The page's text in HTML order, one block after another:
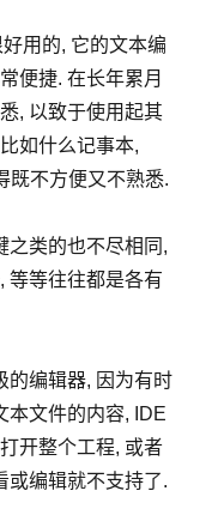
用的, 它的文本编
便捷. 在长年累月
, 以致于使用起其
如什么记事本,
既不方便又不熟悉.
之类的也不尽相同,
等等往往都是各有
的编辑器, 因为有时
本文件的内容, IDE
开整个工程, 或者
或编辑就不支持了.